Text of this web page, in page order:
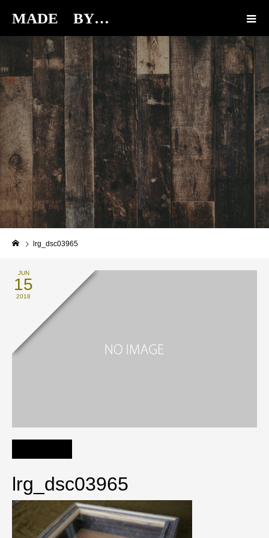
MADE BY…
lrg_dsc03965
JUN
15
2018
lrg_dsc03965